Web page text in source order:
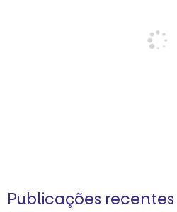
Publicações recentes